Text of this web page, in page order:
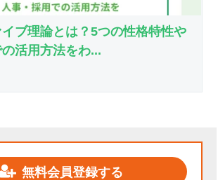
ブ理論とは？5つの性格特性や
活用方法をわ...
無料会員登録する